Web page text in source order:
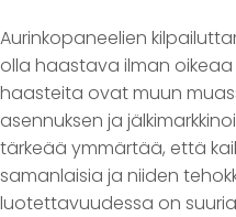
Aurinkopaneelien
olla haastava ilman
haasteita ovat muun
asennuksen ja
tärkeää ymmärtää, että
samanlaisia ja niiden
luotettavuudessa on